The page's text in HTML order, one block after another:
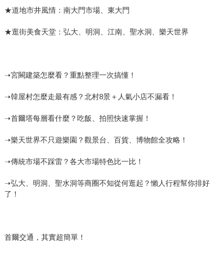
★道地市井風情：南大門市場、東大門
★逛街美食天堂：弘大、明洞、江南、聖水洞、樂天世界
➝宮闕建築怎麼看？重點整理一次搞懂！
➝韓屋村怎麼走最有感？北村8景＋人氣小店不漏看！
➝首爾塔每層看什麼？吃飯、拍照快速掌握！
➝樂天世界不只遊樂園？觀景台、百貨、博物館全攻略！
➝傳統市場不踩雷？各大市場特色比一比！
➝弘大、明洞、聖水洞等商圈不知從何逛起？懶人行程幫你排好
了！
首爾交通，其實超簡單！